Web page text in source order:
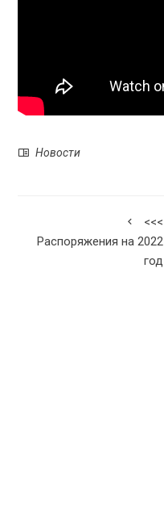
Новости
<<<
Распоряжения на 2022
год